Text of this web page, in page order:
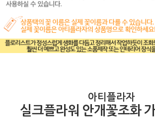
아티플라자
실크플라워 안개꽃조화